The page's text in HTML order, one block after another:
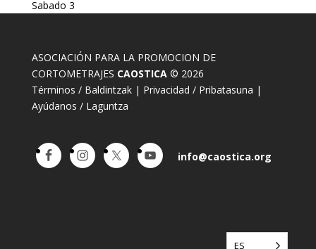
Sabado 3
ASOCIACIÓN PARA LA PROMOCION DE
CORTOMETRAJES CAOSTICA© 2026
Términos / Baldintzak| Privacidad / Pribatasuna |
Ayúdanos / Laguntza
info@caostica.org
ES